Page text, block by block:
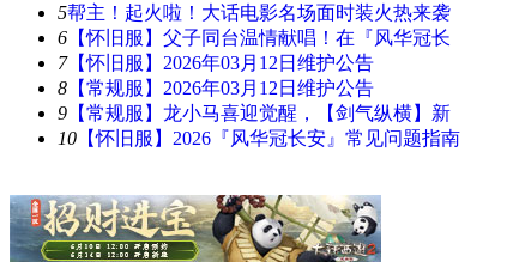
5帮主！起火啦！大话电影名场面时装火热来袭
6 【怀旧服】父子同台温情献唱！在『风华冠长
7【怀旧服】2026年03月12日维护公告
8 【常规服】2026年03月12日维护公告
9 【常规服】龙小马喜迎觉醒，【剑气纵横】新
10 【怀旧服】2026『风华冠长安』常见问题指南